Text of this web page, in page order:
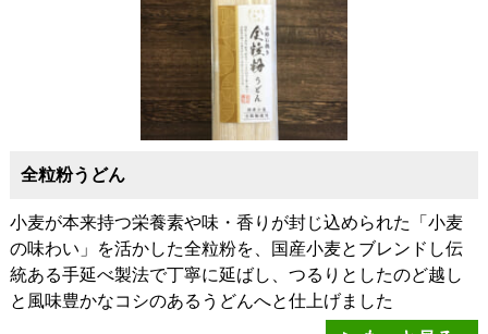
全粒粉うどん
小麦が本来持つ栄養素や味・香りが封じ込められた「小麦
の味わい」を活かした全粒粉を、国産小麦とブレンドし伝
統ある手延べ製法で丁寧に延ばし、つるりとしたのど越し
と風味豊かなコシのあるうどんへと仕上げました